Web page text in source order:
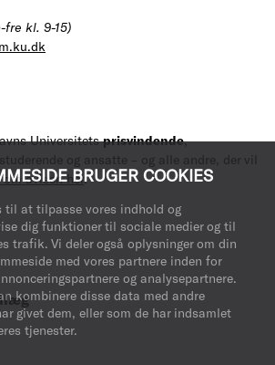
BRUGER COOKIES
til at tilpasse vores indhold og
dig funktioner til sociale medier og til
trafik. Vi deler også oplysninger om din
med vores partnere inden for
og analysepartnere.
kombinere disse data med andre
givet dem, eller som de har indsamlet
tjenester.
fre kl. 9-15)
Universitetsprisvindende,
og ansatte – og alle andre, der vil
avisen her.